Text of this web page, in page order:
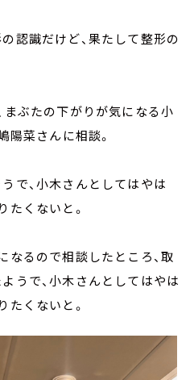
認識だけど、果たして整形の
まぶたの下がりが気になる小
陽菜さんに相談。
で、小木さんとしてはやは
たくないと。
なるので相談したところ、取
うで、小木さんとしてはやは
たくないと。